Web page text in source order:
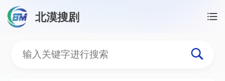
北漠搜剧
满汉全席从烧火丫头开始